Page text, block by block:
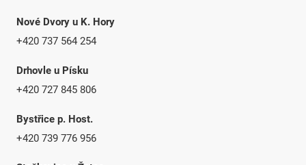
Nové Dvory u K. Hory
+420 737 564 254
Drhovle u Písku
+420 727 845 806
Bystřice p. Host.
+420 739 776 956